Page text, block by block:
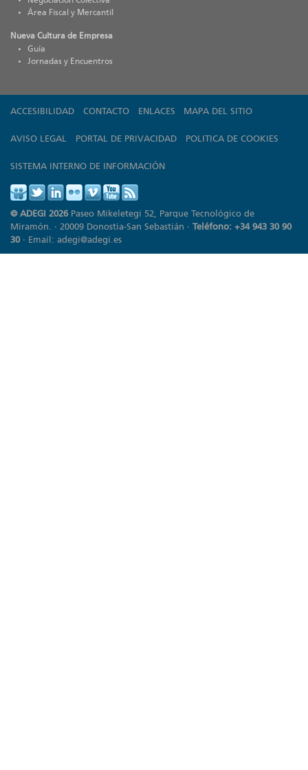
Área Fiscal y Mercantil
Nueva Cultura de Empresa
Guía
Jornadas y Encuentros
ACCESIBILIDAD CONTACTO ENLACES MAPA DEL SITIO
AVISO LEGAL PORTAL DE PRIVACIDAD POLITICA DE COOKIES
SISTEMA INTERNO DE INFORMACIÓN
© ADEGI 2026 Paseo Mikeletegi 52, Parque Tecnológico de
Miramón. · 20009 Donostia-San Sebastián · Teléfono: +34 943 30 90
30· Email: adegi@adegi.es